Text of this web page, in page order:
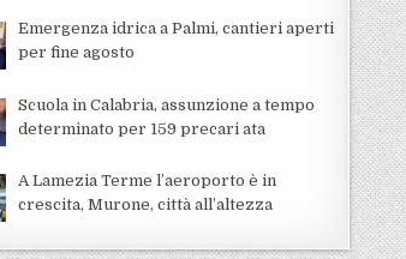
Emergenza idrica a Palmi, cantieri aperti
per fine agosto
Scuola in Calabria, assunzione a tempo
determinato per 159 precari ata
A Lamezia Terme l’aeroporto è in
crescita, Murone, città all’altezza